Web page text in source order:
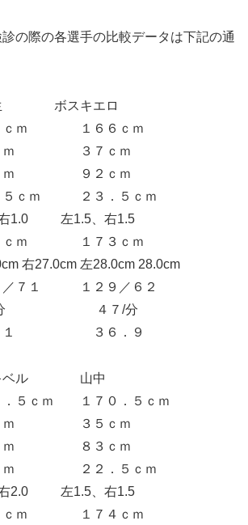
の際の各選手の比較データは下記の通
キエロ
ｍ １６６ｃｍ
ｍ ３７ｃｍ
ｍ ９２ｃｍ
ｃｍ ２３．５ｃｍ
左1.5、右1.5
ｃｍ １７３ｃｍ
右27.0cm 左28.0cm 28.0cm
７１ １２９／６２
/分 ４７/分
１ ３６．９
ル 山中
ｃｍ １７０．５ｃｍ
ｍ ３５ｃｍ
ｍ ８３ｃｍ
ｍ ２２．５ｃｍ
左1.5、右1.5
ｃｍ １７４ｃｍ